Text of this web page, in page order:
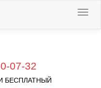
07-32
БЕСПЛАТНЫЙ